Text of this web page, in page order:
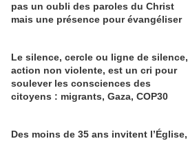
pas un oubli des paroles du Christ
mais une présence pour évangéliser
Le silence, cercle ou ligne de silence,
action non violente, est un cri pour
soulever les consciences des
citoyens : migrants, Gaza, COP30
Des moins de 35 ans invitent l’Église,